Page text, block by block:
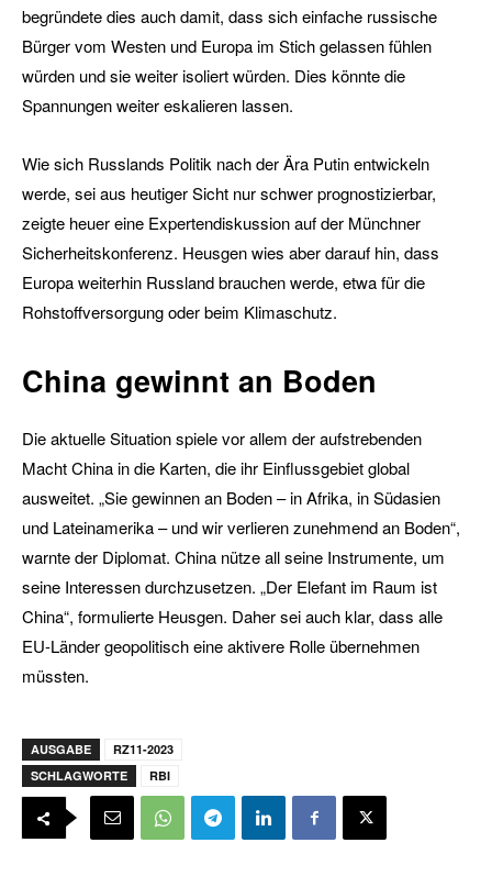
begründete dies auch damit, dass sich einfache russische
Bürger vom Westen und Europa im Stich gelassen fühlen
würden und sie weiter isoliert würden. Dies könnte die
Spannungen weiter eskalieren lassen.
Wie sich Russlands Politik nach der Ära Putin entwickeln
werde, sei aus heutiger Sicht nur schwer prognostizierbar,
zeigte heuer eine Expertendiskussion auf der Münchner
Sicherheitskonferenz. Heusgen wies aber darauf hin, dass
Europa weiterhin Russland brauchen werde, etwa für die
Rohstoffversorgung oder beim Klimaschutz.
China gewinnt an Boden
Die aktuelle Situation spiele vor allem der aufstrebenden
Macht China in die Karten, die ihr Einflussgebiet global
ausweitet. „Sie gewinnen an Boden – in Afrika, in Südasien
und Lateinamerika – und wir verlieren zunehmend an Boden“,
warnte der Diplomat. China nütze all seine Instrumente, um
seine Interessen durchzusetzen. „Der Elefant im Raum ist
China“, formulierte Heusgen. Daher sei auch klar, dass alle
EU-Länder geopolitisch eine aktivere Rolle übernehmen
müssten.
AUSGABE
RZ11-2023
SCHLAGWORTE
RBI